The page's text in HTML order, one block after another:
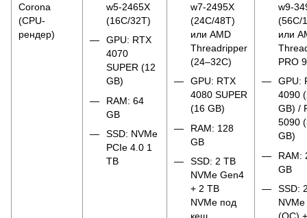
Corona
(CPU-
рендер)
w5-2465X
(16C/32T)
GPU: RTX
4070
SUPER (12
GB)
RAM: 64
GB
SSD: NVMe
PCIe 4.0 1
TB
w7-2495X
(24C/48T)
или AMD
Threadripper
(24–32C)
GPU: RTX
4080 SUPER
(16 GB)
RAM: 128
GB
SSD: 2 TB
NVMe Gen4
+ 2 TB
NVMe под
w9-
(56C/
или
PRO
GPU:
4090
GB) /
5090
GB)
RAM:
GB
SSD: